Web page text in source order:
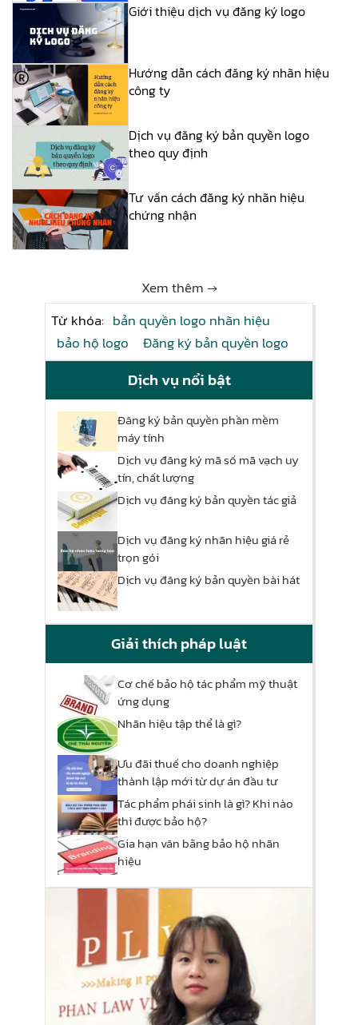
Giới thiệu dịch vụ đăng ký logo
Hướng dẫn cách đăng ký nhãn hiệu
công ty
Dịch vụ đăng ký bản quyền logo
theo quy định
Tư vấn cách đăng ký nhãn hiệu
chứng nhận
Xem thêm →
Từ khóa: bản quyền logo nhãn hiệu
bảo hộ logo
Đăng ký bản quyền logo
Dịch vụ nổi bật
Đăng ký bản quyền phần mềm
máy tính
Dịch vụ đăng ký mã số mã vạch uy
tín, chất lượng
Dịch vụ đăng ký bản quyền tác giả
Dịch vụ đăng ký nhãn hiệu giá rẻ
trọn gói
Dịch vụ đăng ký bản quyền bài hát
Giải thích pháp luật
Cơ chế bảo hộ tác phẩm mỹ thuật
ứng dụng
Nhãn hiệu tập thể là gì?
Ưu đãi thuế cho doanh nghiệp
thành lập mới từ dự án đầu tư
Tác phẩm phái sinh là gì? Khi nào
thì được bảo hộ?
Gia hạn văn bằng bảo hộ nhãn
hiệu